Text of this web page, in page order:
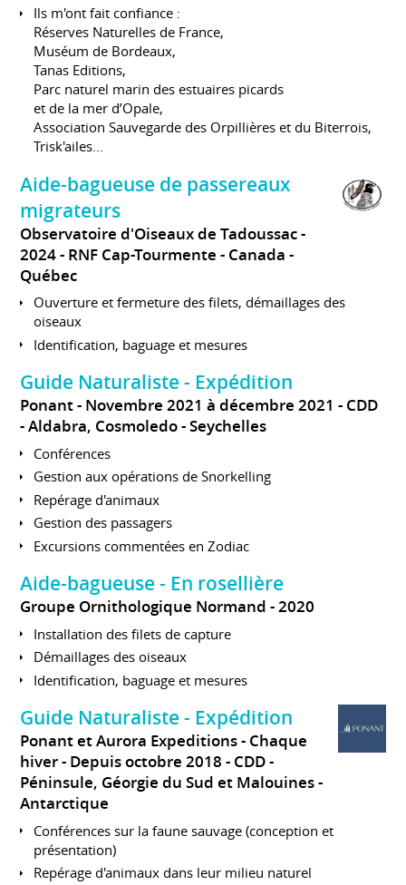
Ils m'ont fait confiance :
Réserves Naturelles de France,
Muséum de Bordeaux,
Tanas Editions,
Parc naturel marin des estuaires picards
et de la mer d’Opale,
Association Sauvegarde des Orpillières et du Biterrois,
Trisk'ailes...
Aide-bagueuse de passereaux
migrateurs
Observatoire d'Oiseaux de Tadoussac
2024 RNF Cap-Tourmente
Canada -
Québec
Ouverture et fermeture des filets, démaillages des
oiseaux
Identification, baguage et mesures
Guide Naturaliste - Expédition
Ponant Novembre 2021 à décembre 2021 CDD
Aldabra, Cosmoledo
Seychelles
Conférences
Gestion aux opérations de Snorkelling
Repérage d'animaux
Gestion des passagers
Excursions commentées en Zodiac
Aide-bagueuse - En rosellière
Groupe Ornithologique Normand 2020
Installation des filets de capture
Démaillages des oiseaux
Identification, baguage et mesures
Guide Naturaliste - Expédition
Ponant et Aurora Expeditions - Chaque
hiver
Depuis octobre 2018 CDD
Péninsule, Géorgie du Sud et Malouines
Antarctique
Conférences sur la faune sauvage (conception et
présentation)
Repérage d'animaux dans leur milieu naturel